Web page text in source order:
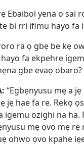
Ebaibol yena o sai
bi rri ifimu hayo fa
ra ọ gbẹ be kẹ
fa ekpehre
gbe evaọ obaro?
“Egbẹnyusu mẹ a
jẹ hae fa re. Rekọ
igemu ozighi na ha.
mẹ ọvo mẹ rẹ
ohwo ọvo kpahe